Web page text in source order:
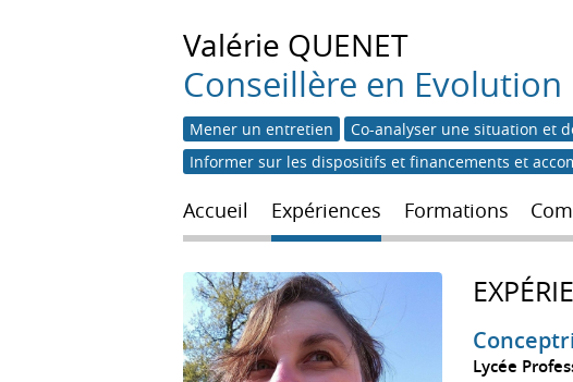
Valérie QUENET
Conseillère en
Mener un entretien Co-analyser une situation et
Informer sur les dispositifs et financements et
Accueil Expériences Formations
Lycée